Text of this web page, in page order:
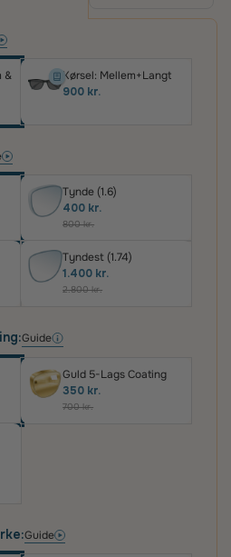
&
Kørsel: Mellem+Langt
900 kr.
Tynde (1.6)
400 kr.
800 kr.
Tyndest (1.74)
1.400 kr.
2.800 kr.
Guide
Guld 5-Lags Coating
350 kr.
700 kr.
Guide